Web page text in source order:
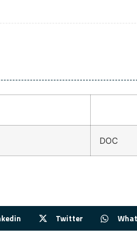
DOC
Twitter